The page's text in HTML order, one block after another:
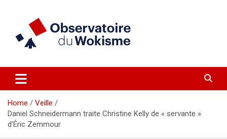
Observatoire du Wokisme
Home
Veille
Daniel Schneidermann traite Christine Kelly de « servante »
d’Éric Zemmour